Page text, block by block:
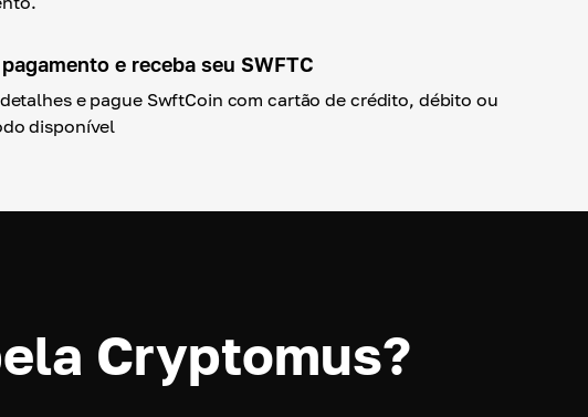
e receba seu SWFTC
e pague SwftCoin com cartão de crédito, débito ou
disponível
Cryptomus?